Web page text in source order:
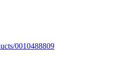
0010488809